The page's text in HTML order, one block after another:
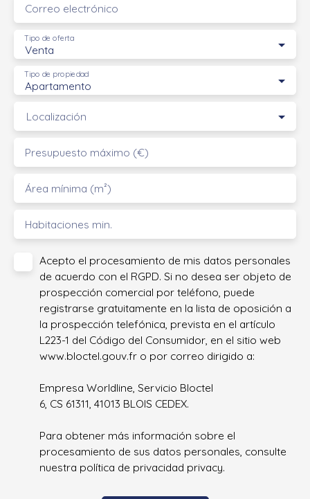
Correo electrónico
Venta
Tipo de oferta
Apartamento
Tipo de propiedad
Localización
Presupuesto máximo (€)
Área mínima (m²)
Habitaciones min.
Acepto el procesamiento de mis datos personales
de acuerdo con el RGPD. Si no desea ser objeto de
prospección comercial por teléfono, puede
registrarse gratuitamente en la lista de oposición a
la prospección telefónica, prevista en el artículo
L223-1 del Código del Consumidor, en el sitio web
www.bloctel.gouv.fr o por correo dirigido a:
Empresa Worldline, Servicio Bloctel
6, CS 61311, 41013 BLOIS CEDEX.
Para obtener más información sobre el
procesamiento de sus datos personales, consulte
nuestra política de privacidad privacy.